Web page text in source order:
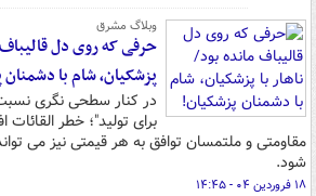
وبلاگ مشرق
حرفی که روی دل قالیباف
پزشکیان، شام با
در کنار سطحی نگری
برای تولید"؛ خطر القائات
مقاومتی و ملتمسان توافق به هر قیمتی نیز می
شود.
۱۸ فروردین ۰۴ - ۱۴:۴۵